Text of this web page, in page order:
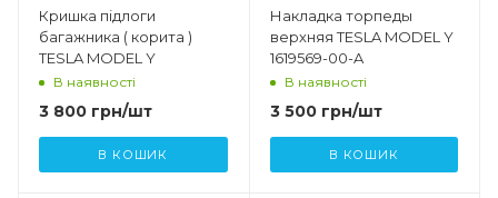
Кришка підлоги
багажника ( корита )
TESLA MODEL Y
В наявності
3 800 грн/шт
В КОШИК
Накладка торпеды
верхняя TESLA MODEL Y
1619569-00-A
В наявності
3 500грн/шт
В КОШИК